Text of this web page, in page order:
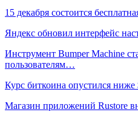
15 декабря состоится
Яндекс обновил интерфейс
Инструмент Bumper Machine
пользователям…
Курс биткоина опустился ниже
Магазин приложений Rustore